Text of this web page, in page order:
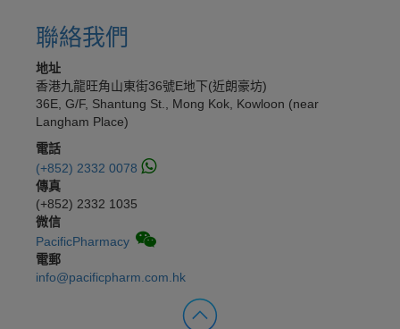
聯絡我們
地址
香港九龍旺角山東街36號E地下(近朗豪坊)
36E, G/F, Shantung St., Mong Kok, Kowloon (near
Langham Place)
電話
(+852) 2332 0078
傳真
(+852) 2332 1035
微信
PacificPharmacy
電郵
info@pacificpharm.com.hk